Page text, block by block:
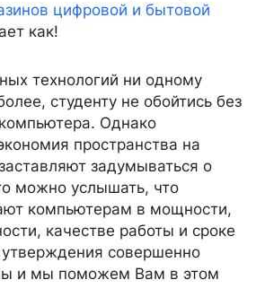
цифровой и бытовой
как!
технологий ни одному
студенту не обойтись без
Однако
пространства на
задумываться о
можно услышать, что
компьютерам в мощности,
качестве работы и сроке
совершенно
и мы поможем Вам в этом